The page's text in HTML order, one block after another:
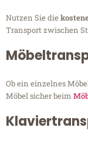
Nutzen Sie die
Transport zwischen
Ob ein einzelnes
Möbel sicher beim